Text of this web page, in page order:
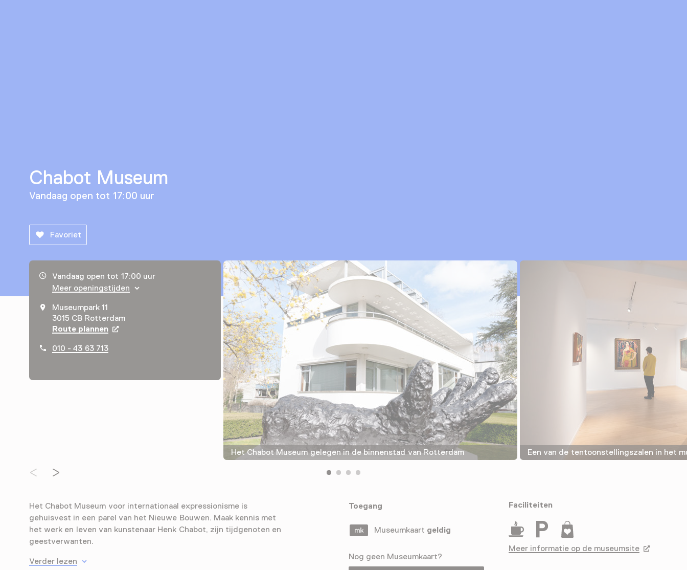
Chabot Museum
Vandaag open tot 17:00 uur
Favoriet
Openingstijden, adres & telefoonnummer
Vandaag open tot 17:00 uur
Meer openingstijden
Museumpark 11
3015 CB Rotterdam
Route plannen Opent in een nieuw tabblad
010 - 43 63 713
Het Chabot Museum gelegen in de binnenstad van Rotterdam Een van de tentoonstellingszalen in het
Het Chabot Museum voor internationaal expressionisme is
gehuisvest in een parel van het Nieuwe Bouwen. Maak kennis met
het werk en leven van kunstenaar Henk Chabot, zijn tijdgenoten en
geestverwanten.
Verder lezen
Toegang
Museumkaart geldig
Nog geen Museumkaart?
Faciliteiten
Drinken Parkeergelegenheid voor auto's
Museumwinkel
Meer informatie op de museumsite Opent in